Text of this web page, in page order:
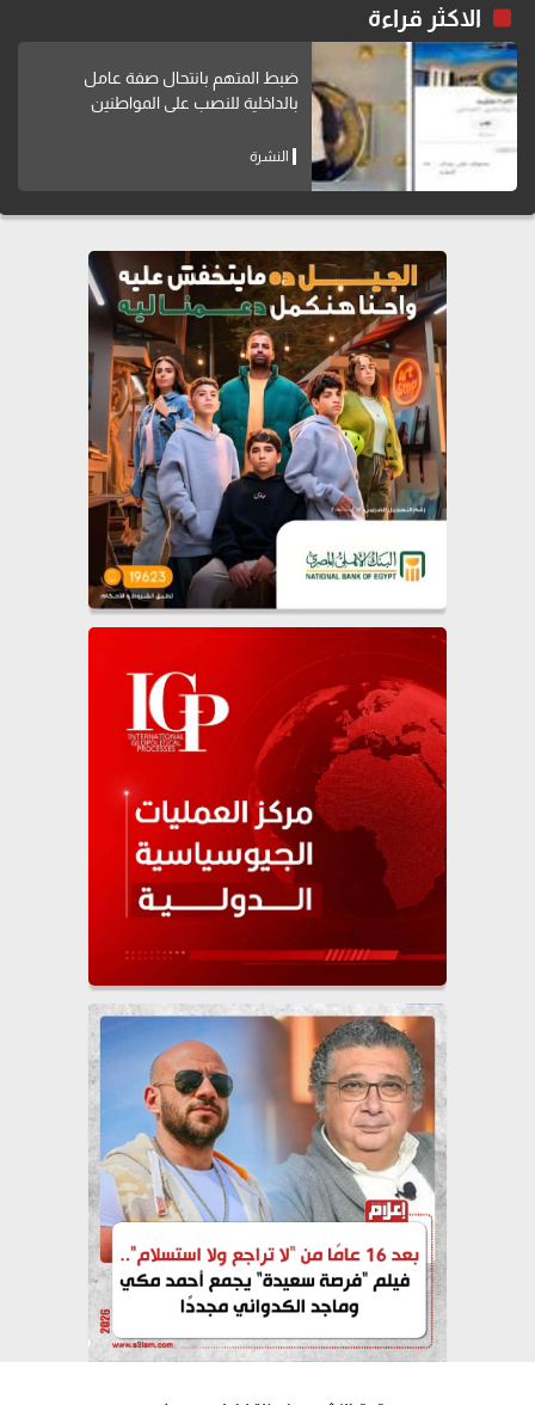
الاكثر قراءة
ضبط المتهم بانتحال صفة عامل
بالداخلية للنصب على المواطنين
النشرة